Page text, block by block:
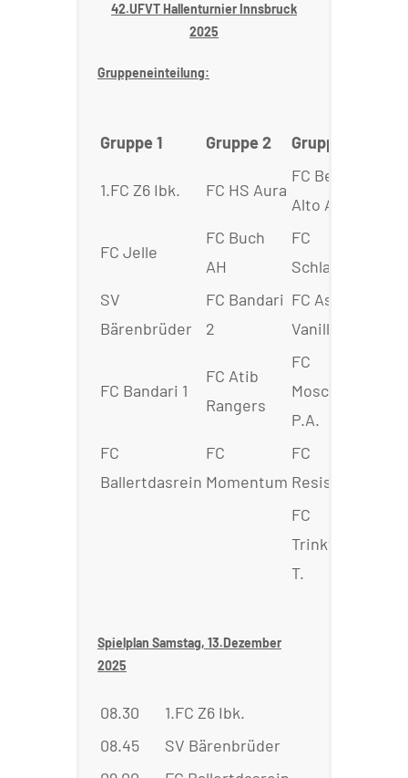
42.UFVT Hallenturnier Innsbruck
2025
Gruppeneinteilung:
Gruppe 1 Gruppe 2 Gruppe 3
1.FC Z6 Ibk. FC HS Aura
FC Benfiga
Alto A.
FC Jelle
FC Buch
AH
FC
Schlauchboot
SV
Bärenbrüder
FC Bandari
2
FC Aston
Vanilla
FC Bandari 1
FC Atib
Rangers
FC
Moscardelli
P.A.
FC
Ballertdasrein
FC
Momentum
FC
Resistencia
FC
Trinkventus
T.
Spielplan Samstag, 13.Dezember
2025
08.30 1.FC Z6 Ibk.
08.45
SV Bärenbrüder